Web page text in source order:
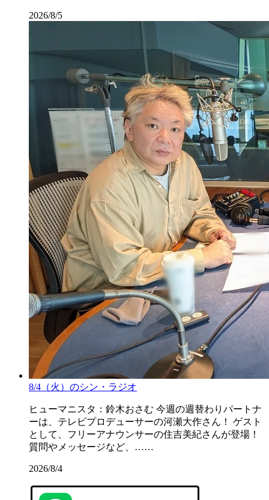
2026/8/5
8/4（火）のシン・ラジオ
ヒューマニスタ：鈴木おさむ 今週の週替わりパートナ
ーは、テレビプロデューサーの河瀬大作さん！ ゲスト
として、フリーアナウンサーの住吉美紀さんが登場！
質問やメッセージなど、……
2026/8/4